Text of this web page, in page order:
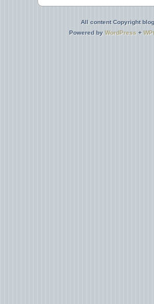
All content Copyright
Powered by WordPress +